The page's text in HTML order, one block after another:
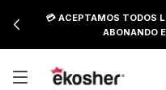
💳 ACEPTAMOS TODOS
ABONANDO